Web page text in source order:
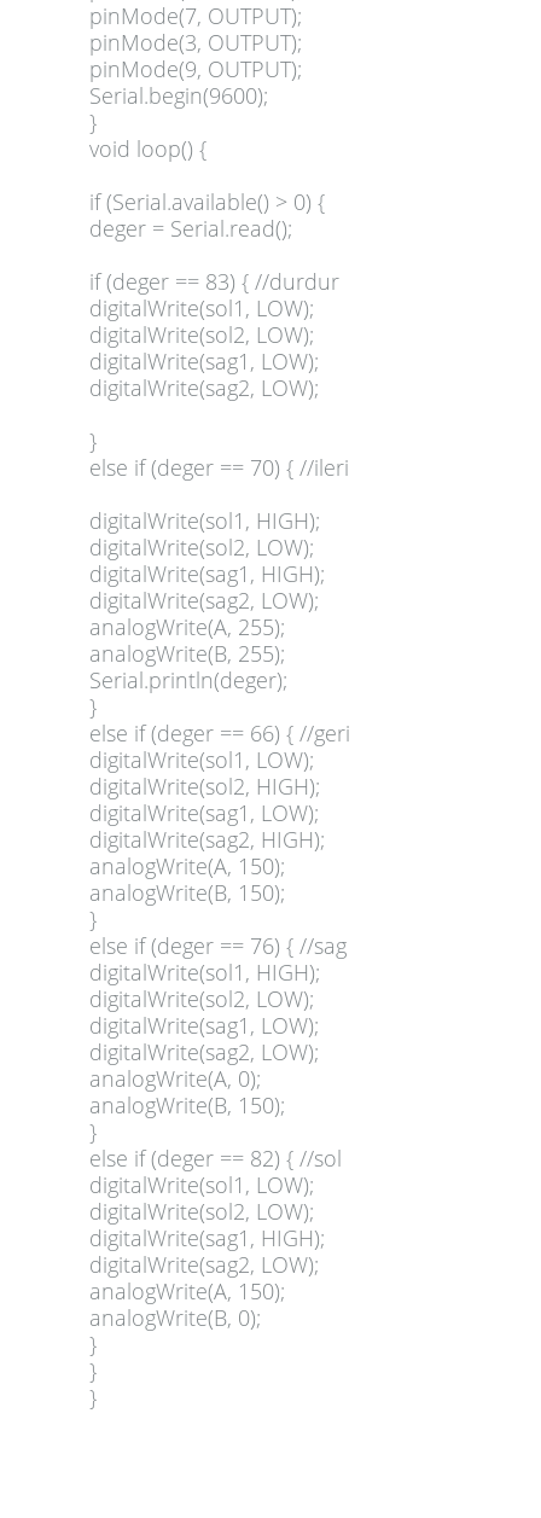
pinMode(7, OUTPUT);
pinMode(3, OUTPUT);
pinMode(9, OUTPUT);
Serial.begin(9600);
}
void loop() {
if (Serial.available() > 0) {
deger = Serial.read();
if (deger == 83) { //durdur
digitalWrite(sol1, LOW);
digitalWrite(sol2, LOW);
digitalWrite(sag1, LOW);
digitalWrite(sag2, LOW);
}
else if (deger == 70) { //ileri
digitalWrite(sol1, HIGH);
digitalWrite(sol2, LOW);
digitalWrite(sag1, HIGH);
digitalWrite(sag2, LOW);
analogWrite(A, 255);
analogWrite(B, 255);
Serial.println(deger);
}
else if (deger == 66) { //geri
digitalWrite(sol1, LOW);
digitalWrite(sol2, HIGH);
digitalWrite(sag1, LOW);
digitalWrite(sag2, HIGH);
analogWrite(A, 150);
analogWrite(B, 150);
}
else if (deger == 76) { //sag
digitalWrite(sol1, HIGH);
digitalWrite(sol2, LOW);
digitalWrite(sag1, LOW);
digitalWrite(sag2, LOW);
analogWrite(A, 0);
analogWrite(B, 150);
}
else if (deger == 82) { //sol
digitalWrite(sol1, LOW);
digitalWrite(sol2, LOW);
digitalWrite(sag1, HIGH);
digitalWrite(sag2, LOW);
analogWrite(A, 150);
analogWrite(B, 0);
}
}
}